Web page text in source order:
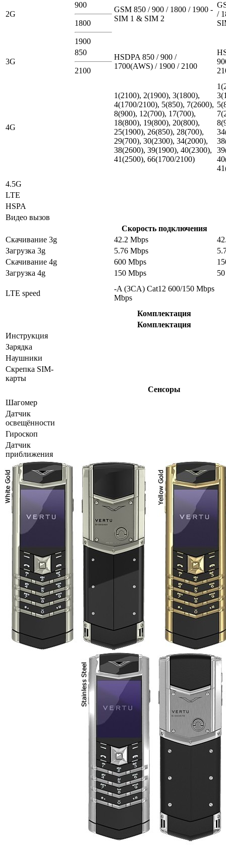
2G
900
1800
1900
GSM 850 / 900 / 1800 / 1900 -
SIM 1 & SIM 2
/
3G
850
2100
HSDPA 850 / 900 /
1700(AWS) / 1900 / 2100
4G
1(2100), 2(1900), 3(1800),
4(1700/2100), 5(850), 7(2600),
8(900), 12(700), 17(700),
18(800), 19(800), 20(800),
25(1900), 26(850), 28(700),
29(700), 30(2300), 34(2000),
38(2600), 39(1900), 40(2300),
41(2500), 66(1700/2100)
4.5G
LTE
HSPA
Видео вызов
Скорость подключения
Скачивание 3g
42.2 Mbps
Загрузка 3g
5.76 Mbps
Скачивание 4g
600 Mbps
Загрузка 4g
150 Mbps
LTE speed
-A (3CA) Cat12 600/150 Mbps
Mbps
Комплектация
Комплектация
Инструкция
Зарядка
Наушники
Скрепка SIM-
карты
Сенсоры
Шагомер
Датчик
освещённости
Гироскоп
Датчик
приближения